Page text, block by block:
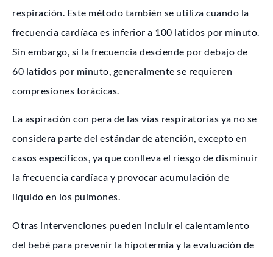
respiración. Este método también se utiliza cuando la
frecuencia cardíaca es inferior a 100 latidos por minuto.
Sin embargo, si la frecuencia desciende por debajo de
60 latidos por minuto, generalmente se requieren
compresiones torácicas.
La aspiración con pera de las vías respiratorias ya no se
considera parte del estándar de atención, excepto en
casos específicos, ya que conlleva el riesgo de disminuir
la frecuencia cardíaca y provocar acumulación de
líquido en los pulmones.
Otras intervenciones pueden incluir el calentamiento
del bebé para prevenir la hipotermia y la evaluación de